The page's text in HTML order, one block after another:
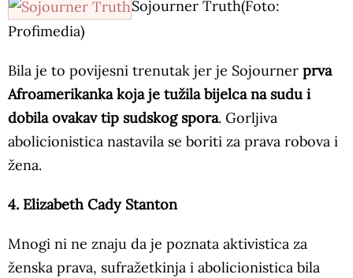
Sojourner Truth(Foto:
Profimedia)
Bila je to povijesni trenutak jer je Sojourner prva
Afroamerikanka koja je tužila bijelca na sudu i
dobila ovakav tip sudskog spora. Gorljiva
abolicionistica nastavila se boriti za prava robova i
žena.
4. Elizabeth Cady Stanton
Mnogi ni ne znaju da je poznata aktivistica za
ženska prava, sufražetkinja i abolicionistica bila